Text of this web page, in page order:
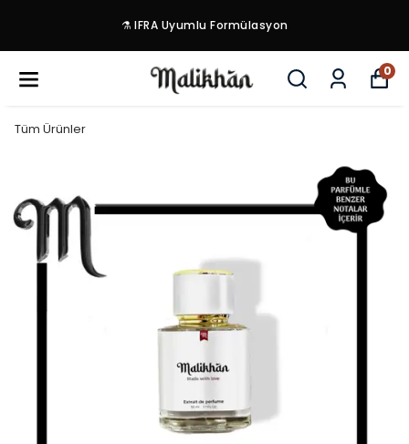
⚗️ IFRA Uyumlu Formülasyon
0
Tüm Ürünler